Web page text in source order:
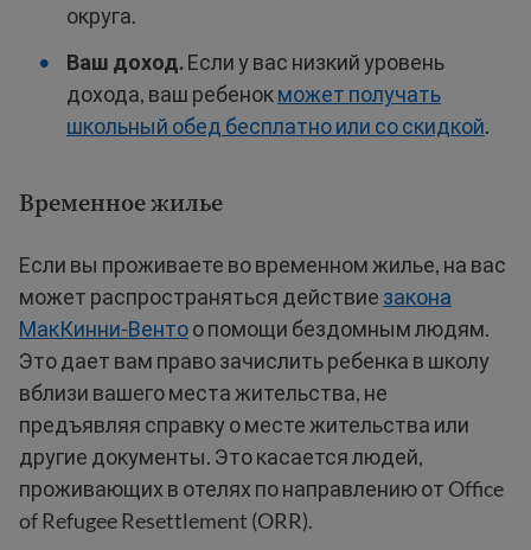
округа.
Ваш доход.Если у вас низкий уровень
дохода, ваш ребенокможет получать
школьный обед бесплатно или со скидкой.
Временное жилье
Если вы проживаете во временном жилье, на вас
может распространяться действие закона
МакКинни-Вентоо помощи бездомным людям.
Это дает вам право зачислить ребенка в школу
вблизи вашего места жительства, не
предъявляя справку о месте жительства или
другие документы. Это касается людей,
проживающих в отелях по направлению от Office
of Refugee Resettlement (ORR).